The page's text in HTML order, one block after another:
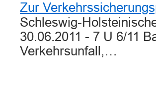
Zur
Schleswig-
30.06.2011 - 7 U 6/11
Verkehrsunfall,…